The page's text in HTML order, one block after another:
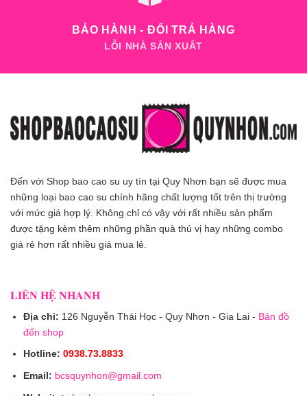
BẢO HÀNH - ĐỔI TRẢ HÀNG
LỖI NHÀ SẢN XUẤT
Đến với Shop bao cao su uy tín tại Quy Nhơn bạn sẽ được mua
những loại bao cao su chính hãng chất lượng tốt trên thị trường
với mức giá hợp lý. Không chỉ có vậy với rất nhiều sản phẩm
được tặng kèm thêm những phần quà thú vị hay những combo
giá rẻ hơn rất nhiều giá mua lẻ.
LIÊN HỆ NHANH
Địa chỉ: 126 Nguyễn Thái Học - Quy Nhơn - Gia Lai - Bản đồ
đến shop
Hotline: 0938.73.8833
Email: bcsquynhon@gmail.com